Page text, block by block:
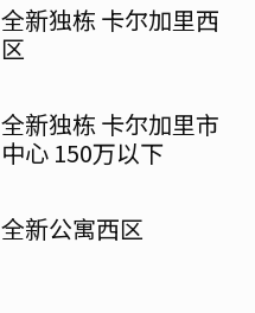
全新独栋 卡尔加里西
区
全新独栋 卡尔加里市
中心 150万以下
全新公寓西区